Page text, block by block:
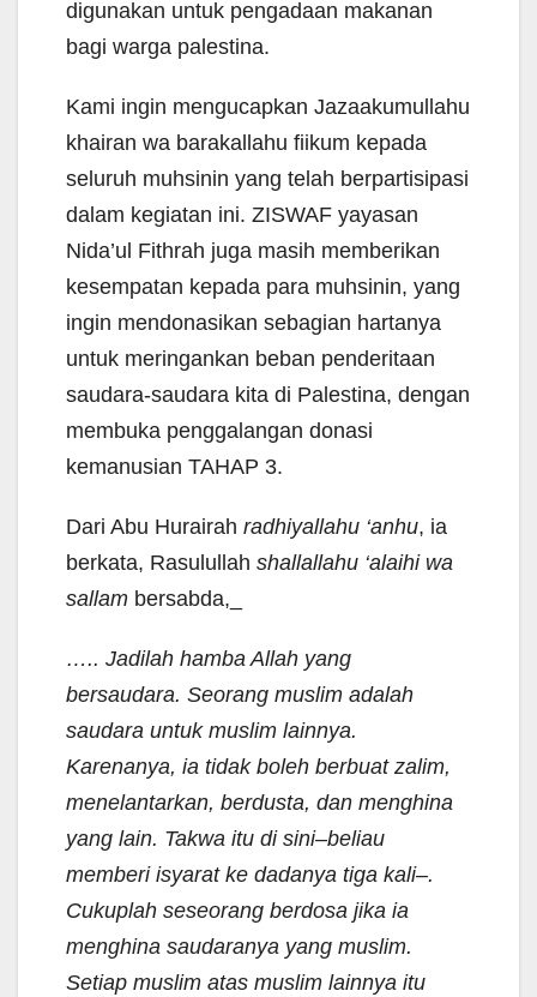
digunakan untuk pengadaan makanan
bagi warga palestina.
Kami ingin mengucapkan Jazaakumullahu
khairan wa barakallahu fiikum kepada
seluruh muhsinin yang telah berpartisipasi
dalam kegiatan ini. ZISWAF yayasan
Nida’ul Fithrah juga masih memberikan
kesempatan kepada para muhsinin, yang
ingin mendonasikan sebagian hartanya
untuk meringankan beban penderitaan
saudara-saudara kita di Palestina, dengan
membuka penggalangan donasi
kemanusian TAHAP 3.
Dari Abu Hurairah radhiyallahu ‘anhu, ia
berkata, Rasulullah shallallahu ‘alaihi wa
sallam bersabda,_
….. Jadilah hamba Allah yang
bersaudara. Seorang muslim adalah
saudara untuk muslim lainnya.
Karenanya, ia tidak boleh berbuat zalim,
menelantarkan, berdusta, dan menghina
yang lain. Takwa itu di sini–beliau
memberi isyarat ke dadanya tiga kali–.
Cukuplah seseorang berdosa jika ia
menghina saudaranya yang muslim.
Setiap muslim atas muslim lainnya itu